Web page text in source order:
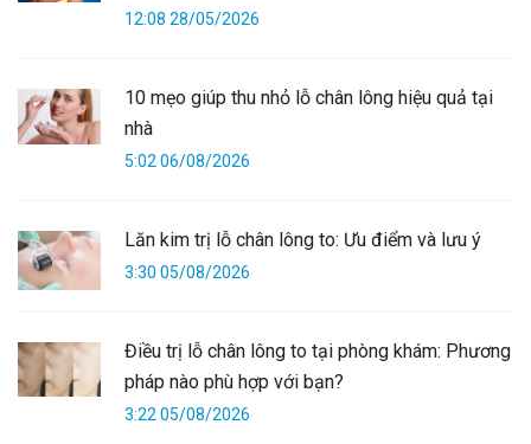
12:08 28/05/2026
10 mẹo giúp thu nhỏ lỗ chân lông hiệu quả tại
nhà
5:02 06/08/2026
Lăn kim trị lỗ chân lông to: Ưu điểm và lưu ý
3:30 05/08/2026
Điều trị lỗ chân lông to tại phòng khám: Phương
pháp nào phù hợp với bạn?
3:22 05/08/2026